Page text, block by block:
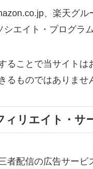
、楽天グ
シエイト・プログラ
ることで当サイト
るものではありませ
ィリエイト・サ
者配信の広告サービ